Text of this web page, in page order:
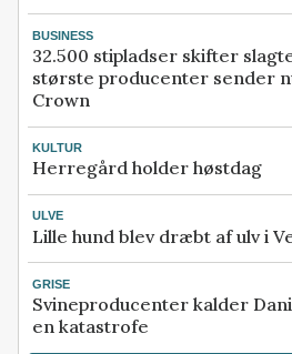
BUSINESS
32.500 stipladser skifter
største producenter sender
Crown
KULTUR
Herregård holder høstdag
ULVE
Lille hund blev dræbt af ulv i
GRISE
Svineproducenter kalder
en katastrofe